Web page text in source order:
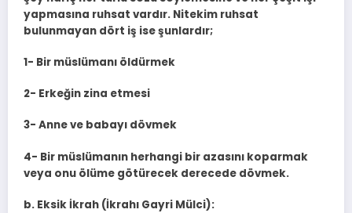
yapmasına ruhsat vardır. Nitekim ruhsat
bulunmayan dört iş ise şunlardır;
1- Bir müslümanı öldürmek
2- Erkeğin zina etmesi
3- Anne ve babayı dövmek
4- Bir müslümanın herhangi bir azasını koparmak
veya onu ölüme götürecek derecede dövmek.
b. Eksik İkrah (İkrahı Gayri Mülci):